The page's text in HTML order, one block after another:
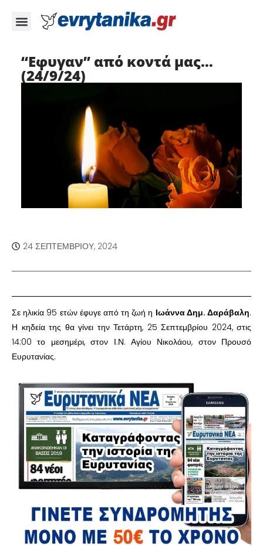
“Εφυγαν” από κοντά μας…
(24/9/24)
24 ΣΕΠΤΕΜΒΡΊΟΥ, 2024
Σε ηλικία 95 ετών έφυγε από τη ζωή η Ιωάννα Δημ. Δαράβαλη.
Η κηδεία της θα γίνει την Τετάρτη, 25 Σεπτεμβρίου 2024, στις
14:00 το μεσημέρι, στον Ι.Ν. Αγίου Νικολάου, στον Προυσό
Ευρυτανίας.